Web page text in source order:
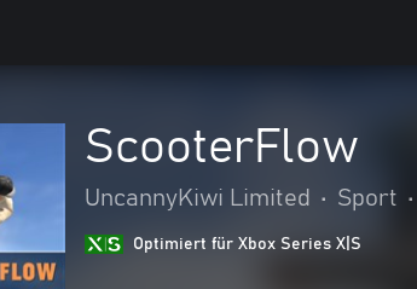
ScooterFlow
UncannyKiwi Limited • Sport •
Optimiert für Xbox Series X|S